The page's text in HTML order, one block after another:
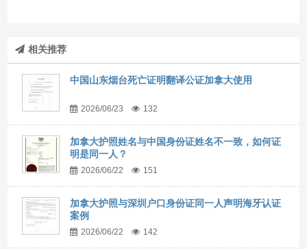
相关推荐
中国山东烟台死亡证明翻译公证加拿大使用
2026/06/23 132
加拿大护照姓名与中国身份证姓名不一致，如何证
明是同一人？
2026/06/22 151
加拿大护照与深圳户口身份证同一人声明海牙认证
案例
2026/06/22 142